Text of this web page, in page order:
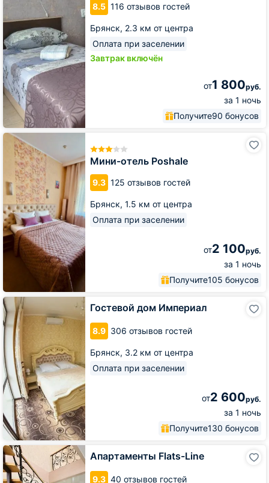
8.5 116 отзывов гостей
Брянск, 2.3 км от центра
Оплата при заселении
Завтрак включён
от1 800руб.
за 1 ночь
Получите90 бонусов
Мини-отель Poshale
9.3 125 отзывов гостей
Брянск, 1.5 км от центра
Оплата при заселении
от2 100руб.
за 1 ночь
Получите105 бонусов
Мини-
отель
Poshale
Гостевой дом Империал
8.9 306 отзывов гостей
Брянск, 3.2 км от центра
Оплата при заселении
от2 600руб.
за 1 ночь
Получите130 бонусов
Гостевой
дом
Империал
Апартаменты Flats-Line
9.3 40 отзывов гостей
Апартаменты
Flats-
Line